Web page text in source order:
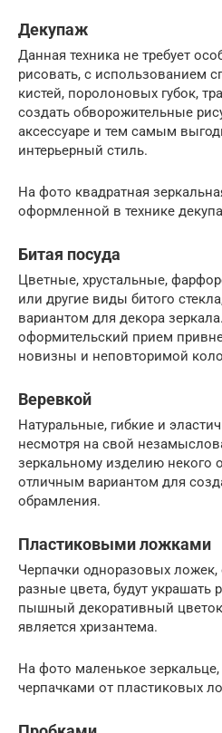
Декупаж
Данная техника не требует
рисовать, с использованием
кистей, поролоновых губок,
создать обворожительные
аксессуаре и тем самым
интерьерный стиль.
На фото квадратная
оформленной в технике
Битая посуда
Цветные, хрустальные,
или другие виды битого
вариантом для декора
оформительский прием
новизны и неповторимой
Веревкой
Натуральные, гибкие и
несмотря на свой
зеркальному изделию некого
отличным вариантом для
обрамления.
Пластиковыми ложками
Черпачки одноразовых
разные цвета, будут украшать
пышный декоративный
является хризантема.
На фото маленькое
черпачками от пластиковых